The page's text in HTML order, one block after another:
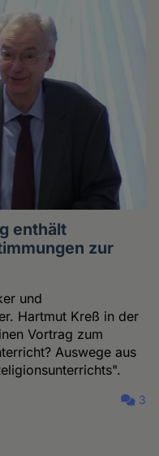
enthält
zur
und
Hartmut Kreß in der
Vortrag zum
Auswege aus
3